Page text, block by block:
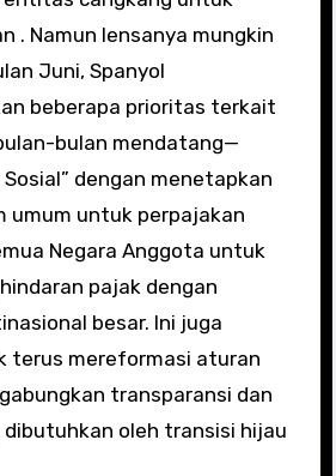
. Namun lensanya mungkin
Juni, Spanyol
beberapa prioritas terkait
bulan mendatang—
Sosial” dengan menetapkan
umum untuk perpajakan
Negara Anggota untuk
pajak dengan
besar. Ini juga
terus mereformasi aturan
transparansi dan
oleh transisi hijau